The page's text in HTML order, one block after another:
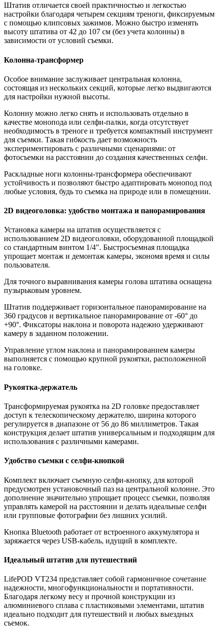
Штатив отличается своей практичностью и легкостью
настройки благодаря четырем секциям треноги, фиксируемым
с помощью клипсовых зажимов. Можно быстро изменять
высоту штатива от 42 до 107 см (без учета колонны) в
зависимости от условий съемки.
Колонна-трансформер
Особое внимание заслуживает центральная колонна,
состоящая из нескольких секций, которые легко выдвигаются
для настройки нужной высоты.
Колонну можно легко снять и использовать отдельно в
качестве монопода или селфи-палки, когда отсутствует
необходимость в треноге и требуется компактный инструмент
для съемки. Такая гибкость дает возможность
экспериментировать с различными сценариями: от
фотосъемки на расстоянии до создания качественных селфи.
Раскладные ноги колонны-трансформера обеспечивают
устойчивость и позволяют быстро адаптировать монопод под
любые условия, будь то съемка на природе или в помещении.
2D видеоголовка: удобство монтажа и панорамирования
Установка камеры на штатив осуществляется с
использованием 2D видеоголовки, оборудованной площадкой
со стандартным винтом 1/4". Быстросъемная площадка
упрощает монтаж и демонтаж камеры, экономя время и силы
пользователя.
Для точного выравнивания камеры голова штатива оснащена
пузырьковым уровнем.
Штатив поддерживает горизонтальное панорамирование на
360 градусов и вертикальное панорамирование от -60° до
+90°. Фиксаторы наклона и поворота надежно удерживают
камеру в заданном положении.
Управление углом наклона и панорамированием камеры
выполняется с помощью крупной рукоятки, расположенной
на головке.
Рукоятка-держатель
Трансформируемая рукоятка на 2D головке предоставляет
доступ к телескопическому держателю, ширина которого
регулируется в диапазоне от 56 до 86 миллиметров. Такая
конструкция делает штатив универсальным и подходящим для
использования с различными камерами.
Удобство съемки с селфи-кнопкой
Комплект включает съемную селфи-кнопку, для которой
предусмотрен установочный паз на центральной колонне. Это
дополнение значительно упрощает процесс съемки, позволяя
управлять камерой на расстоянии и делать идеальные селфи
или групповые фотографии без лишних усилий.
Кнопка Bluetooth работает от встроенного аккумулятора и
заряжается через USB-кабель, идущий в комплекте.
Идеальный штатив для путешествий
LifePOD VT234 представляет собой гармоничное сочетание
надежности, многофункциональности и портативности.
Благодаря легкому весу и прочной конструкции из
алюминиевого сплава с пластиковыми элементами, штатив
идеально подходит для путешествий и любых выездных
съемок.